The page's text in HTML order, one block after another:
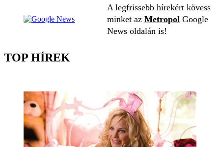
A legfrissebb hírekért kövess
minket az Metropol Google
News oldalán is!
TOP HÍREK